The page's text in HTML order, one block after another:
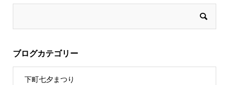
ブログカテゴリー
下町七夕まつり